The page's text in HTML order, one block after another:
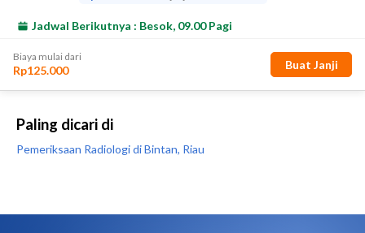
Paling dicari di
Pemeriksaan Radiologi di Bintan, Riau